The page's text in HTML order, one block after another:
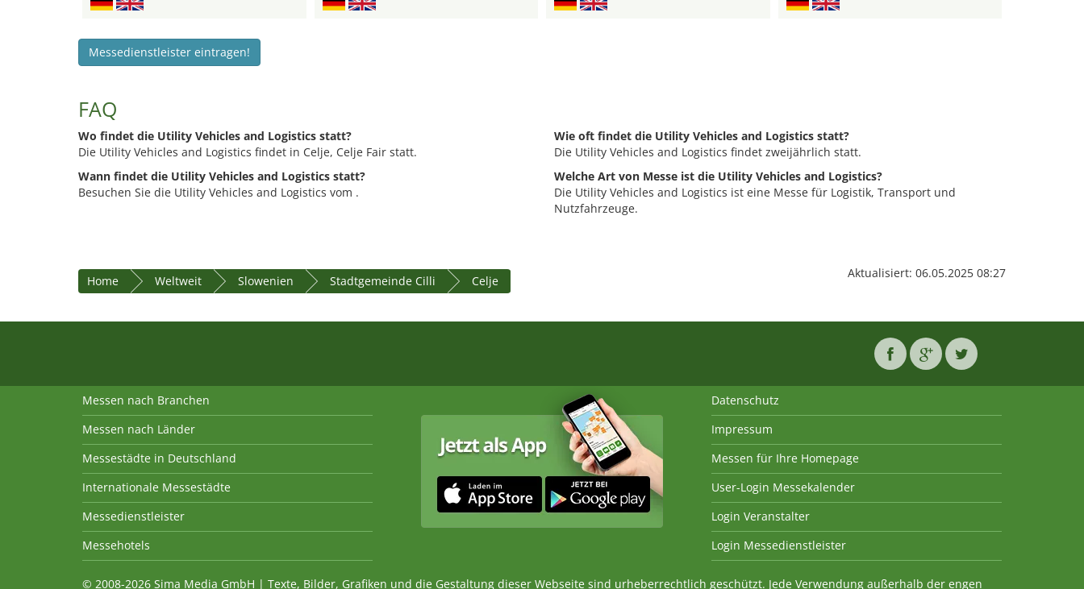
Messedienstleister eintragen!
FAQ
Wo findet die Utility Vehicles and Logistics statt?
Die Utility Vehicles and Logistics findet in Celje, Celje Fair statt.
Wann findet die Utility Vehicles and Logistics statt?
Besuchen Sie die Utility Vehicles and Logistics vom .
Wie oft findet die Utility Vehicles and Logistics statt?
Die Utility Vehicles and Logistics findet zweijährlich statt.
Welche Art von Messe ist die Utility Vehicles and Logistics?
Die Utility Vehicles and Logistics ist eine Messe für Logistik, Transport und
Nutzfahrzeuge.
Home Weltweit Slowenien Stadtgemeinde Cilli Celje
Aktualisiert: 06.05.2025 08:27
Messen nach Branchen
Messen nach Länder
Messestädte in Deutschland
Internationale Messestädte
Messedienstleister
Messehotels
Datenschutz
Impressum
Messen für Ihre Homepage
User-Login Messekalender
Login Veranstalter
Login Messedienstleister
© 2008-2026 Sima Media GmbH | Texte, Bilder, Grafiken und die Gestaltung dieser Webseite sind urheberrechtlich geschützt. Jede Verwendung außerhalb der engen